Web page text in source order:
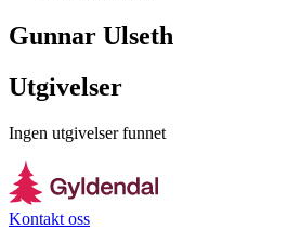
Gunnar Ulseth
Utgivelser
Ingen utgivelser funnet
Kontakt oss